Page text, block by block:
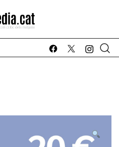
de Mèdia.cat